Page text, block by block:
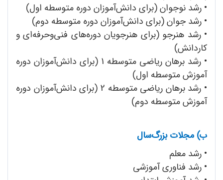
• رشد نوجوان (برای دانش‌آموزان دوره متوسطه اول)
• رشد جوان (برای دانش‌آموزان دوره متوسطه دوم)
• رشد هنرجو (برای هنرجویان دوره‌های فنی‌وحرفه‌ای و
کاردانش)
• رشد برهان ریاضی متوسطه 1 (برای دانش‌آموزان دوره
آموزش متوسطه اول)
• رشد برهان ریاضی متوسطه 2 (برای دانش‌آموزان دوره
آموزش متوسطه دوم)
ب) مجلات بزرگ‌سال
• رشد معلم
• رشد فناوری آموزشی